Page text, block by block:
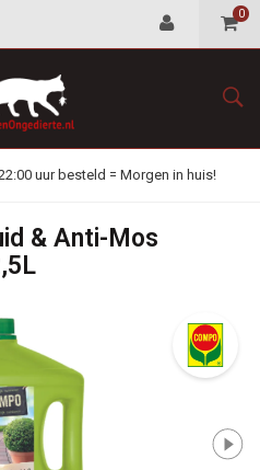
0
uur besteld = Morgen in huis!
& Anti-Mos